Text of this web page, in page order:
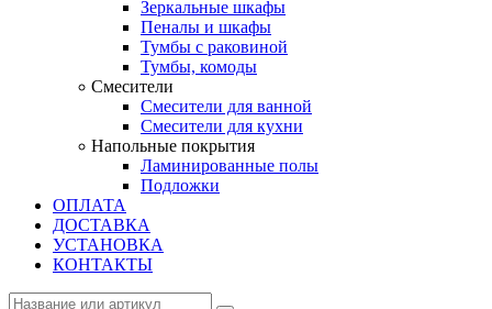
Зеркальные шкафы
Пеналы и шкафы
Тумбы с раковиной
Тумбы, комоды
Смесители
Смесители для ванной
Смесители для кухни
Напольные покрытия
Ламинированные полы
Подложки
ОПЛАТА
ДОСТАВКА
УСТАНОВКА
КОНТАКТЫ